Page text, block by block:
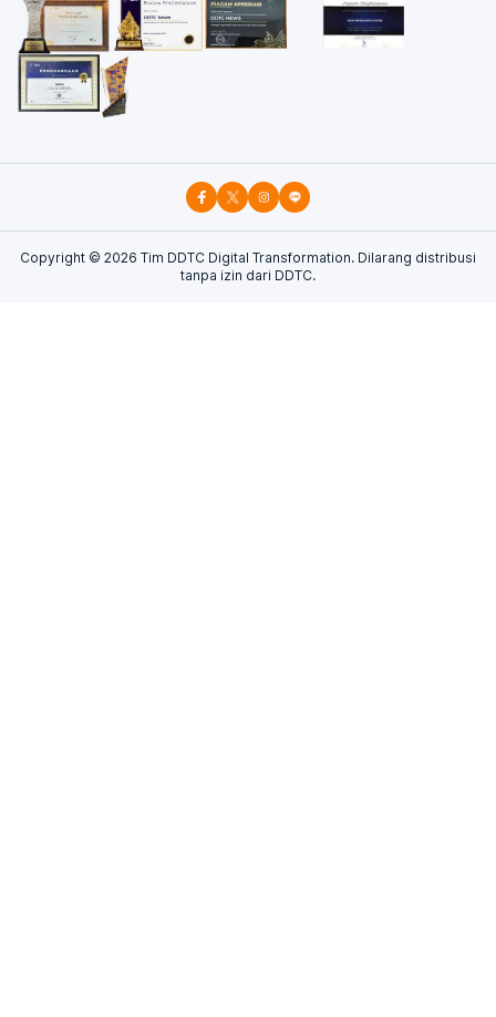
Copyright © 2026 Tim DDTC Digital Transformation. Dilarang distribusi
tanpa izin dari DDTC.